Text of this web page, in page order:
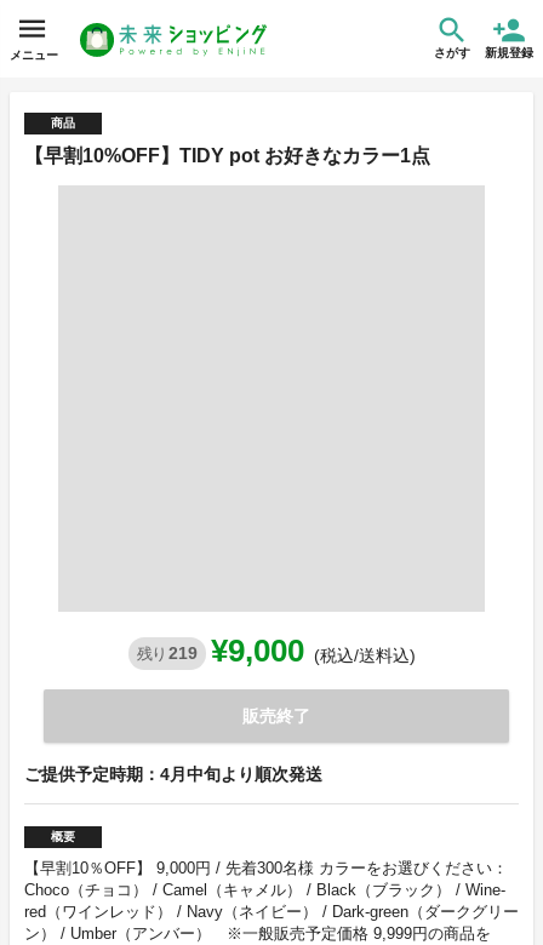
メニュー さがす 新規登録
商品
【早割10%OFF】TIDY pot お好きなカラー1点
残り 219 ¥9,000 (税込/送料込)
販売終了
ご提供予定時期：4月中旬より順次発送
概要
【早割10％OFF】 9,000円 / 先着300名様 カラーをお選びください：
Choco（チョコ） / Camel（キャメル） / Black（ブラック） / Wine-
red（ワインレッド） / Navy（ネイビー） / Dark-green（ダークグリー
ン） / Umber（アンバー） ※一般販売予定価格 9,999円の商品を